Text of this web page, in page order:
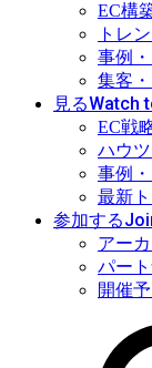
EC構
トレ
事例
集客
見るWatch
EC戦
ハウ
事例
最新
参加する
アー
パー
開催